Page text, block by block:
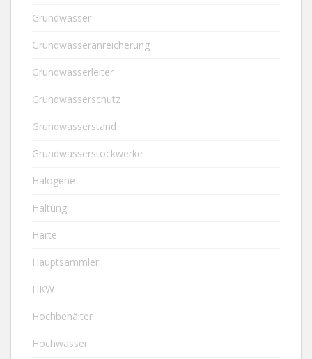
Grundwasser
Grundwasseranreicherung
Grundwasserleiter
Grundwasserschutz
Grundwasserstand
Grundwasserstockwerke
Halogene
Haltung
Härte
Hauptsammler
HKW
Hochbehälter
Hochwasser